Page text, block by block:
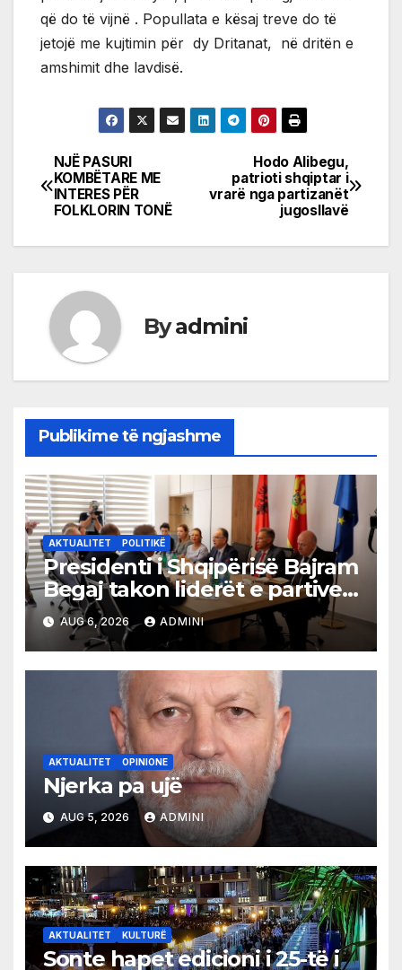
që do të vijnë . Popullata e kësaj treve do të
jetojë me kujtimin për dy Dritanat, në dritën e
amshimit dhe lavdisë.
Post
navigation
Hodo Alibegu,
patrioti shqiptar i
vrarë nga partizanët
jugosllavë
NJË PASURI
KOMBËTARE ME
INTERES PËR
FOLKLORIN TONË
Byadmini
Publikime të ngjashme
AKTUALITET POLITIKË
Presidenti i Shqipërisë Bajram
Begaj takon liderët e partive
shqiptare në Ulqin
AUG 6, 2026 ADMINI
AKTUALITET OPINIONE
Njerka pa ujë
AUG 5, 2026 ADMINI
AKTUALITET KULTURË
Sonte hapet edicioni i 25-të i